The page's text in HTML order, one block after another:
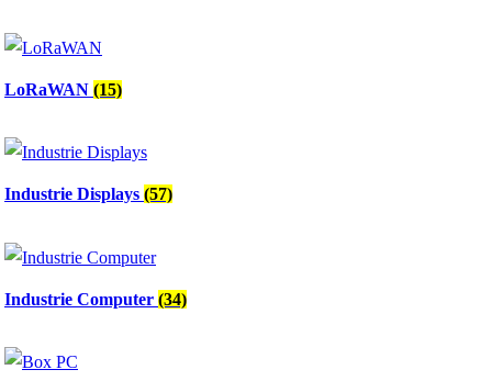
LoRaWAN (15)
Industrie Displays (57)
Industrie Computer (34)